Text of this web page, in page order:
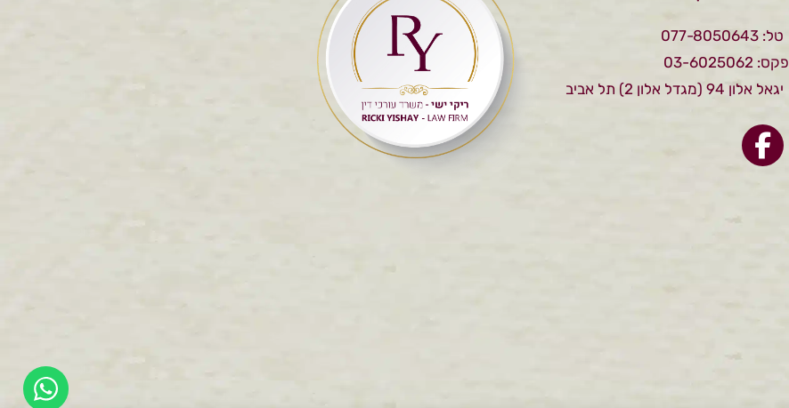
טל: 077-8050643
פקס: 03-6025062
יגאל אלון 94 (מגדל אלון 2) תל אביב